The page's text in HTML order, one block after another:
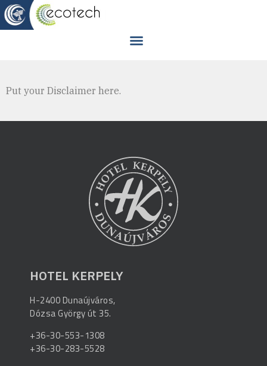
Put your Disclaimer here.
HOTEL KERPELY
H-2400 Dunaújváros,
Dózsa György út 35.
+36-30-553-1308
+36-30-283-5528